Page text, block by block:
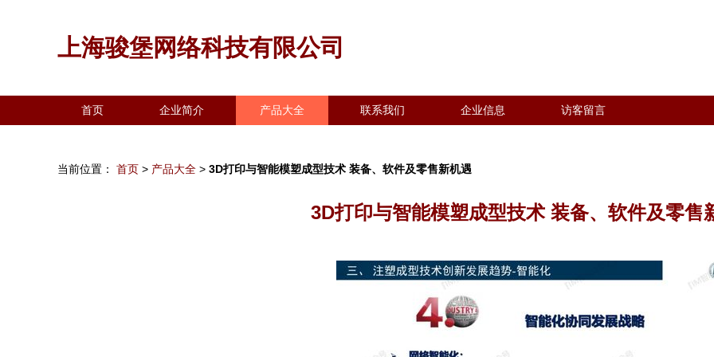
上海骏堡网络科技有限公司
首页 企业简介 产品大全 联系我们 企业信息 访客留言
当前位置： 首页 > 产品大全 > 3D打印与智能模塑成型技术 装备、软件及零售新机遇
3D打印与智能模塑成型技术 装备、软件及零售